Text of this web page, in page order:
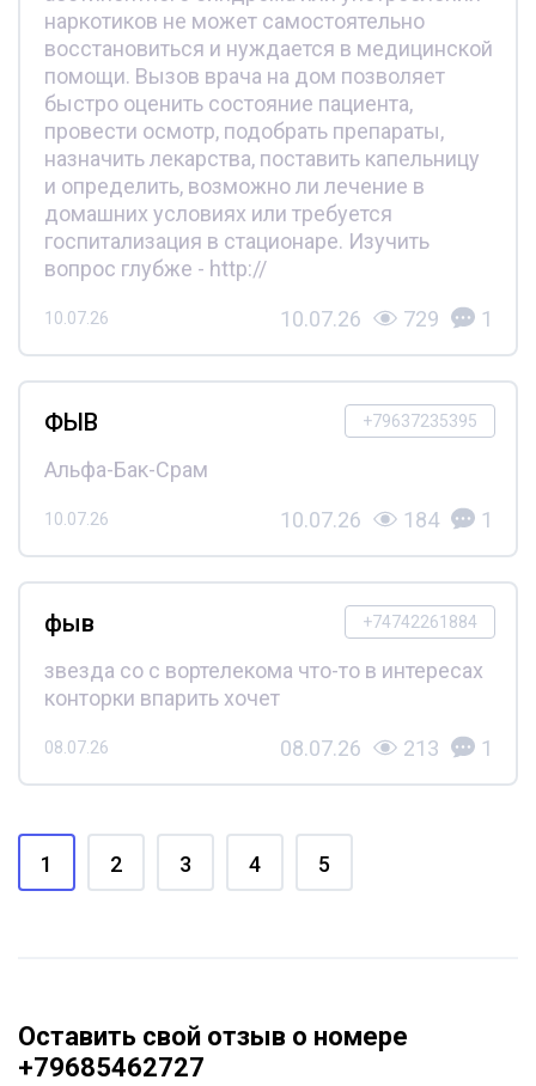
наркотиков не может самостоятельно
восстановиться и нуждается в медицинской
помощи. Вызов врача на дом позволяет
быстро оценить состояние пациента,
провести осмотр, подобрать препараты,
назначить лекарства, поставить капельницу
и определить, возможно ли лечение в
домашних условиях или требуется
госпитализация в стационаре. Изучить
вопрос глубже - http://
10.07.26 10.07.26 729 1
+79637235395
ФЫВ
Альфа-Бак-Срам
10.07.26 10.07.26 184 1
+74742261884
фыв
звезда со с вортелекома что-то в интересах
конторки впарить хочет
08.07.26 08.07.26 213 1
1 2 3 4 5
Оставить свой отзыв о номере
+79685462727